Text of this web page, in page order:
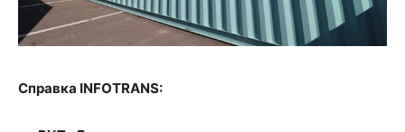
Справка INFOTRANS: